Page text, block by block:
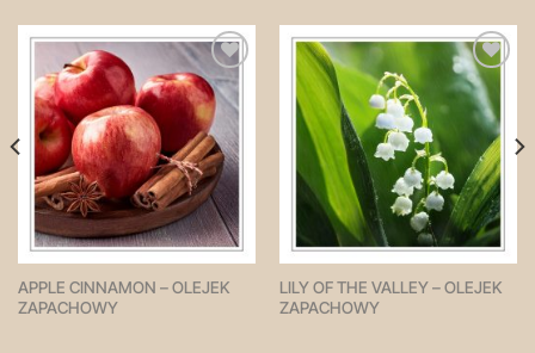
Zapisz
na
później!
APPLE CINNAMON – OLEJEK
ZAPACHOWY
Zapisz
na
później!
LILY OF THE VALLEY – OLEJEK
ZAPACHOWY